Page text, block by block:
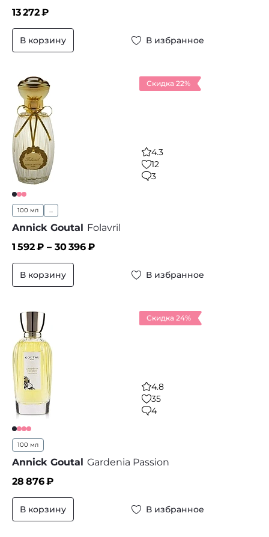
13 272₽
В корзину В избранное
Скидка 22%
4.3
12
3
100 мл ...
Annick Goutal Folavril
1 592₽ – 30 396₽
В корзину В избранное
Скидка 24%
4.8
35
4
100 мл
Annick Goutal Gardenia Passion
28 876₽
В корзину В избранное